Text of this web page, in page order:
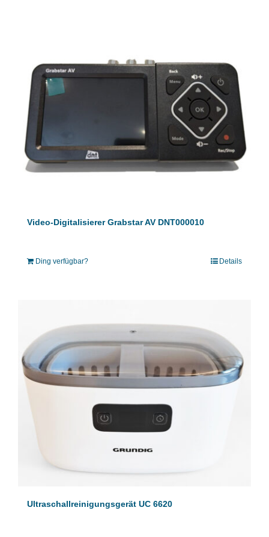
Video-Digitalisierer Grabstar AV DNT000010
Ding verfügbar? Details
Ultraschallreinigungsgerät UC 6620